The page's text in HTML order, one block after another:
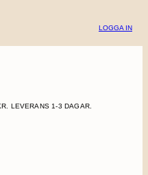
LOGGA IN
LEVERANS 1-3 DAGAR.